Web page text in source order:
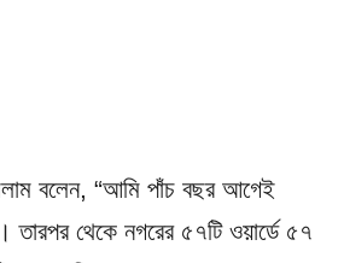
বলেন, “আমি পাঁচ বছর আগেই
তারপর থেকে নগরের ৫৭টি ওয়ার্ডে ৫৭